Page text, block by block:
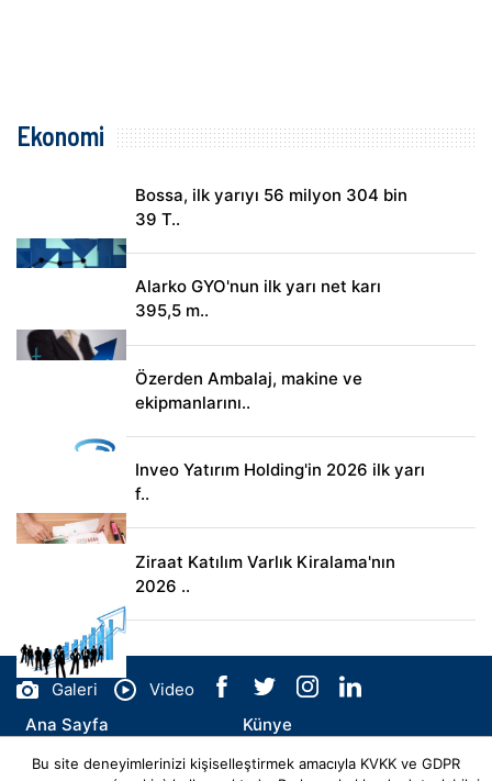
Ekonomi
Bossa, ilk yarıyı 56 milyon 304 bin
39 T..
Alarko GYO'nun ilk yarı net karı
395,5 m..
Özerden Ambalaj, makine ve
ekipmanlarını..
Inveo Yatırım Holding'in 2026 ilk yarı
f..
Ziraat Katılım Varlık Kiralama'nın
2026 ..
Galeri
Video
Ana Sayfa
Künye
İletişim
Bu site deneyimlerinizi kişiselleştirmek amacıyla KVKK ve GDPR